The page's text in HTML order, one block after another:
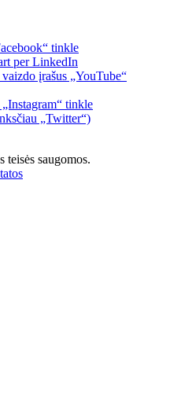
saugomos.